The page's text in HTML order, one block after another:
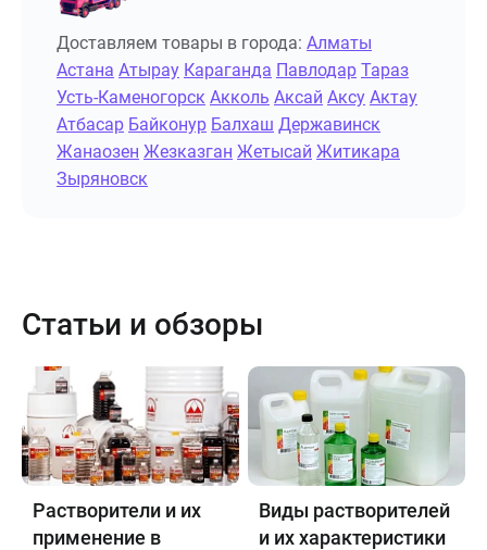
Доставляем товары в города: Алматы
Астана Атырау Караганда Павлодар Тараз
Усть-Каменогорск Акколь Аксай Аксу Актау
Атбасар Байконур Балхаш Державинск
Жанаозен Жезказган Жетысай Житикара
Зыряновск
Статьи и обзоры
Растворители и их
применение в
Виды растворителей
и их характеристики